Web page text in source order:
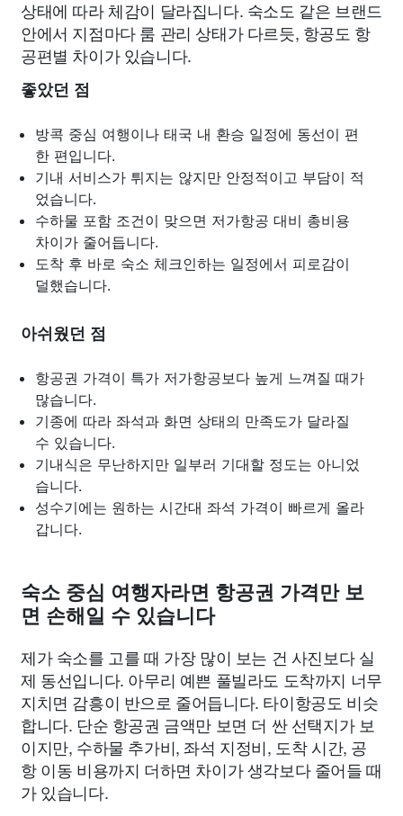
상태에 따라 체감이 달라집니다. 숙소도 같은 브랜드
안에서 지점마다 룸 관리 상태가 다르듯, 항공도 항
공편별 차이가 있습니다.
좋았던 점
방콕 중심 여행이나 태국 내 환승 일정에 동선이 편
한 편입니다.
기내 서비스가 튀지는 않지만 안정적이고 부담이 적
었습니다.
수하물 포함 조건이 맞으면 저가항공 대비 총비용
차이가 줄어듭니다.
도착 후 바로 숙소 체크인하는 일정에서 피로감이
덜했습니다.
아쉬웠던 점
항공권 가격이 특가 저가항공보다 높게 느껴질 때가
많습니다.
기종에 따라 좌석과 화면 상태의 만족도가 달라질
수 있습니다.
기내식은 무난하지만 일부러 기대할 정도는 아니었
습니다.
성수기에는 원하는 시간대 좌석 가격이 빠르게 올라
갑니다.
숙소 중심 여행자라면 항공권 가격만 보
면 손해일 수 있습니다
제가 숙소를 고를 때 가장 많이 보는 건 사진보다 실
제 동선입니다. 아무리 예쁜 풀빌라도 도착까지 너무
지치면 감흥이 반으로 줄어듭니다. 타이항공도 비슷
합니다. 단순 항공권 금액만 보면 더 싼 선택지가 보
이지만, 수하물 추가비, 좌석 지정비, 도착 시간, 공
항 이동 비용까지 더하면 차이가 생각보다 줄어들 때
가 있습니다.